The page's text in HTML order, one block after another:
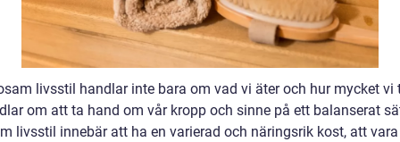
livsstil handlar inte bara om vad vi äter och hur mycket vi
om att ta hand om vår kropp och sinne på ett balanserat
livsstil innebär att ha en varierad och näringsrik kost, att